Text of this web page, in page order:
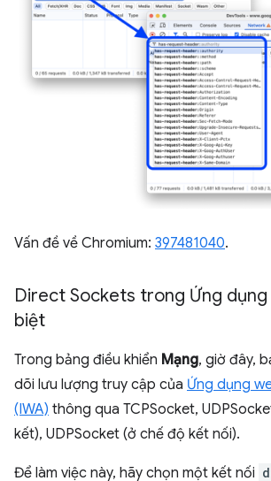
Vấn đề về Chromium: 397481040.
Direct Sockets trong Ứng
biệt
Trong bảng điều khiển Mạng, giờ đây,
dõi lưu lượng truy cập của Ứng dụng
(IWA) thông qua TCPSocket,
kết), UDPSocket (ở chế độ kết nối).
Để làm việc này, hãy chọn một kết nối